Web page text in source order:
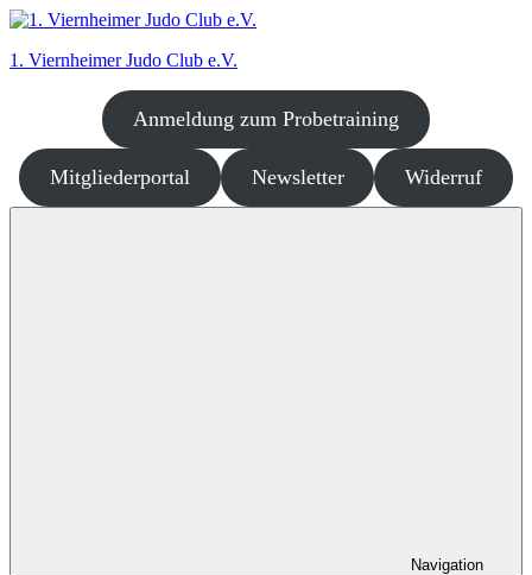
Zum
springen
1. Viernheimer Judo Club e.V.
dort
wo
es
Anmeldung zum Probetraining
Mitgliederportal Newsletter Widerruf
Navigation